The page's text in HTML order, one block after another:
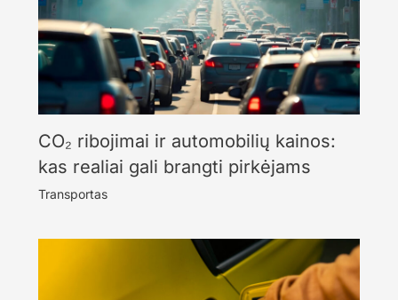
CO₂ ribojimai ir automobilių kainos:
kas realiai gali brangti pirkėjams
Transportas